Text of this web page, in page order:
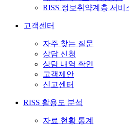
RISS 정보취약계층 서비
고객센터
자주 찾는 질문
상담 신청
상담 내역 확인
고객제안
신고센터
RISS 활용도 분석
자료 현황 통계